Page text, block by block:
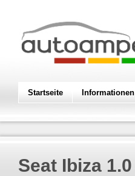
Startseite Informationen
Seat Ibiza 1.0